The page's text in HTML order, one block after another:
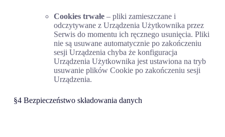
Cookies trwałe– pliki zamieszczane i
odczytywane z Urządzenia Użytkownika przez
Serwis do momentu ich ręcznego usunięcia. Pliki
nie są usuwane automatycznie po zakończeniu
sesji Urządzenia chyba że konfiguracja
Urządzenia Użytkownika jest ustawiona na tryb
usuwanie plików Cookie po zakończeniu sesji
Urządzenia.
§4 Bezpieczeństwo składowania danych